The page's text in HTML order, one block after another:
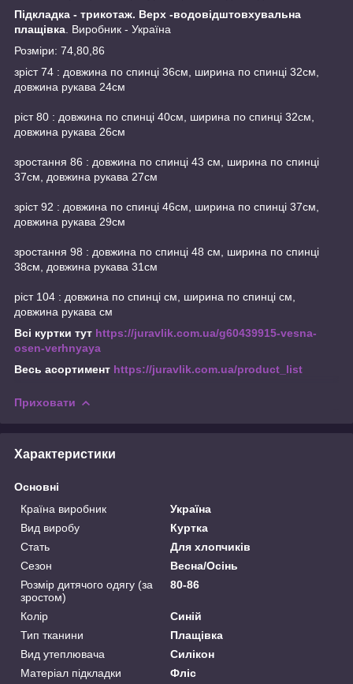
Підкладка - трикотаж. Верх -водовідштовхувальна
плащівка . Виробник - Україна
Розміри: 74,80,86
зріст 74 : довжина по спинці 36см, ширина по спинці 32см,
довжина рукава 24см
ріст 80 : довжина по спинці 40см, ширина по спинці 32см,
довжина рукава 26см
зростання 86 : довжина по спинці 43 см, ширина по спинці
37см, довжина рукава 27см
зріст 92 : довжина по спинці 46см, ширина по спинці 37см,
довжина рукава 29см
зростання 98 : довжина по спинці 48 см, ширина по спинці
38см, довжина рукава 31см
ріст 104 : довжина по спинці см, ширина по спинці см,
довжина рукава см
Всі куртки тут https://juravlik.com.ua/g60439915-vesna-
osen-verhnyaya
Весь асортимент https://juravlik.com.ua/product_list
Приховати
Характеристики
Основні
Країна виробник
Україна
Вид виробу
Куртка
Стать
Для хлопчиків
Сезон
Весна/Осінь
Розмір дитячого одягу (за
зростом)
80-86
Колір
Синій
Тип тканини
Плащівка
Вид утеплювача
Силікон
Матеріал підкладки
Фліс